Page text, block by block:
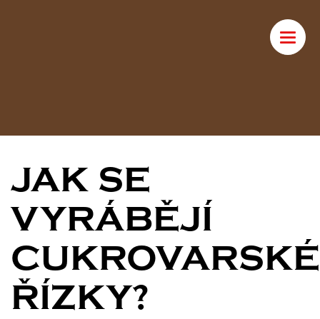
Toggle
JAK SE
VYRÁBĚJÍ
CUKROVARSKÉ
ŘÍZKY?